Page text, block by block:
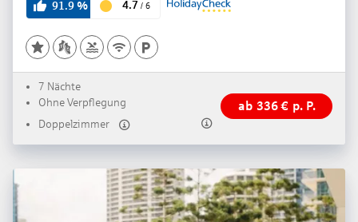
91.9% 4.7 / 6
7 Nächte
Ohne Verpflegung
Doppelzimmer
ab 336€ p. P.